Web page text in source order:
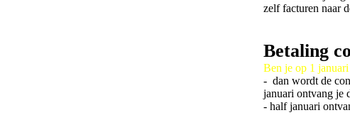
zelf facturen naar
Betaling
Ben je op 1
- dan wordt de
januari ontvang je
- half januari